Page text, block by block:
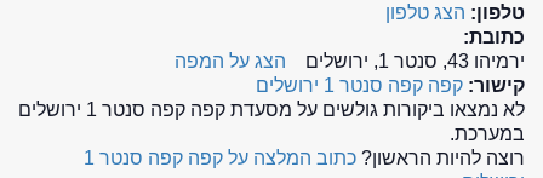
טלפון: הצג טלפון
כתובת:
ירמיהו 43, סנטר 1, ירושלים
הצג על המפה
קישור: קפה קפה סנטר 1 ירושלים
לא נמצאו ביקורות גולשים על מסעדת קפה קפה סנטר 1 ירושלים
במערכת.
רוצה להיות הראשון?
כתוב המלצה על קפה קפה סנטר 1